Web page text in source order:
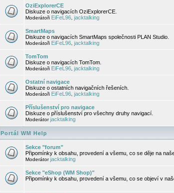
OziExplorerCE
Diskuze o navigacích OziExplorerCE.
Moderátoři EiFeL96 jacktalking
SmartMaps
Diskuze o navigacích SmartMaps společnosti PLAN Studio.
Moderátoři EiFeL96 jacktalking
TomTom
Diskuze o navigacích TomTom.
Moderátoři EiFeL96 jacktalking
Ostatní navigace
Diskuze o ostatních navigačních řešeních.
Moderátoři EiFeL96 jacktalking
Příslušenství pro navigace
Diskuze o příslušenství pro všechny druhy navigací.
Moderátorjacktalking
Portál WM Help
Sekce "forum"
Připomínky k obsahu, provedení a všemu, co se děje na
Moderátorjacktalking
Sekce "eShop (WM Shop)"
Připomínky k obsahu, provedení a všemu, co se objeví v